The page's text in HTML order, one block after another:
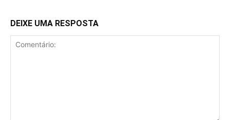
DEIXE UMA RESPOSTA